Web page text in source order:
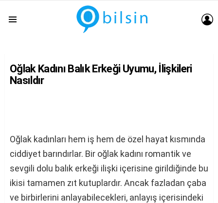
Oğlak Kadını Balık Erkeği Uyumu, İlişkileri
Nasıldır
Oğlak kadınları hem iş hem de özel hayat kısmında
ciddiyet barındırlar. Bir oğlak kadını romantik ve
sevgili dolu balık erkeği ilişki içerisine girildiğinde bu
ikisi tamamen zıt kutuplardır. Ancak fazladan çaba
ve birbirlerini anlayabilecekleri, anlayış içerisindeki